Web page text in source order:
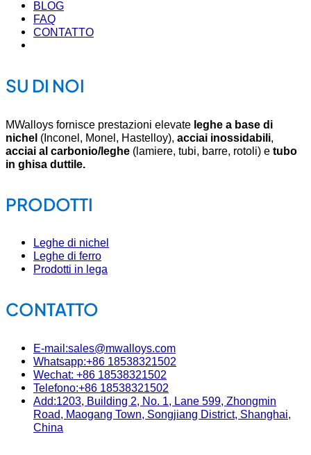
BLOG
FAQ
CONTATTO
SU DI NOI
MWalloys fornisce prestazioni elevate leghe a base di
nichel (Inconel, Monel, Hastelloy), acciai inossidabili,
acciai al carbonio/leghe (lamiere, tubi, barre, rotoli) e tubo
in ghisa duttile.
PRODOTTI
Leghe di nichel
Leghe di ferro
Prodotti in lega
CONTATTO
E-mail:sales@mwalloys.com
Whatsapp:+86 18538321502
Wechat: +86 18538321502
Telefono:+86 18538321502
Add:1203, Building 2, No. 1, Lane 599, Zhongmin
Road, Maogang Town, Songjiang District, Shanghai,
China